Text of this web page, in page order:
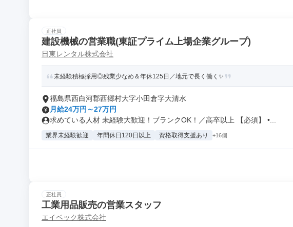
正社員
建設機械の営業職(東証プライム上場企業グループ)
日東レンタル株式会社
未経験積極採用◎残業少なめ＆年休125日／地元で長く働く✨
福島県西白河郡西郷村大字小田倉字大清水
月給24万円～27万円
求めている人材 未経験大歓迎！ブランクOK！／高卒以上 【必須】 •...
業界未経験歓迎 年間休日120日以上 資格取得支援あり +16個
正社員
工業用品販売の営業スタッフ
エイベック株式会社